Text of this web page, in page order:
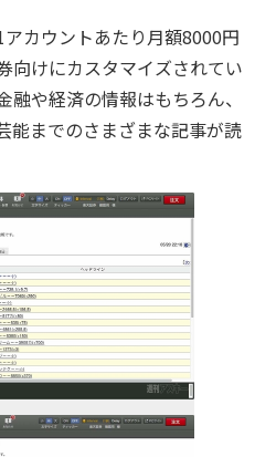
カウントあたり月額8000円
向けにカスタマイズされてい
や経済の情報はもちろん、
能までのさまざまな記事が読